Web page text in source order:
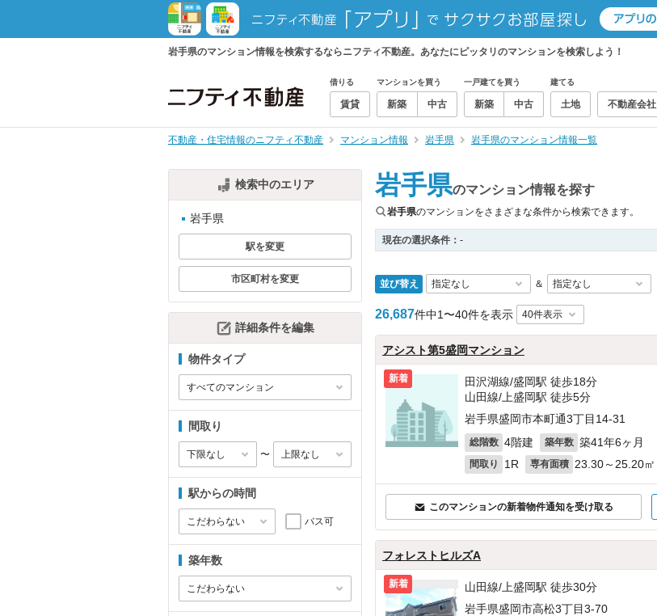
岩手県のマンション情報を検索するならニフティ不動産。あなたにピッタリのマンションを検索しよう！
借りる
賃貸
マンションを買う
新築 中古
一戸建てを買う
新築 中古
建てる
土地 不動産会社
不動産・住宅情報のニフティ不動産 マンション情報 岩手県 岩手県のマンション情報一覧
検索中のエリア
岩手県
駅を変更
市区町村を変更
詳細条件を編集
物件タイプ
間取り
〜
駅からの時間
バス可
築年数
岩手県のマンション情報を探す
岩手県のマンションをさまざまな条件から検索できます。
現在の選択条件： -
並び替え ＆
26,687件中1〜40件を表示
アシスト第5盛岡マンション
新着
田沢湖線/盛岡駅 徒歩18分
山田線/上盛岡駅 徒歩5分
岩手県盛岡市本町通3丁目14-31
総階数 4階建 築年数 築41年6ヶ月
間取り 1R 専有面積 23.30～25.20㎡
このマンションの新着物件通知を受け取る
フォレストヒルズA
新着
山田線/上盛岡駅 徒歩30分
岩手県盛岡市高松3丁目3-70